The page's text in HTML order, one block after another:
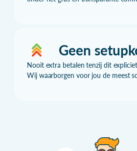
Geen
Nooit extra betalen tenzij dit
Wij waarborgen voor jou de meest